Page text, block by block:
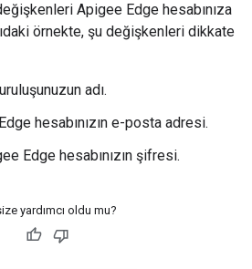
Apigee Edge hesabınıza
örnekte, şu değişkenleri dikkate
adı.
hesabınızın e-posta adresi.
Edge hesabınızın şifresi.
yardımcı oldu mu?